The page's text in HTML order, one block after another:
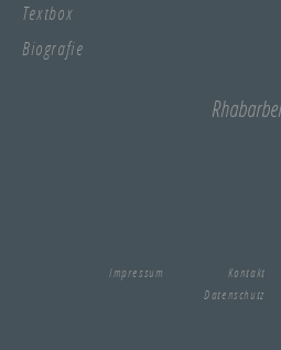
Textbox
Biografie
Kontakt
Impressum
Datenschutz